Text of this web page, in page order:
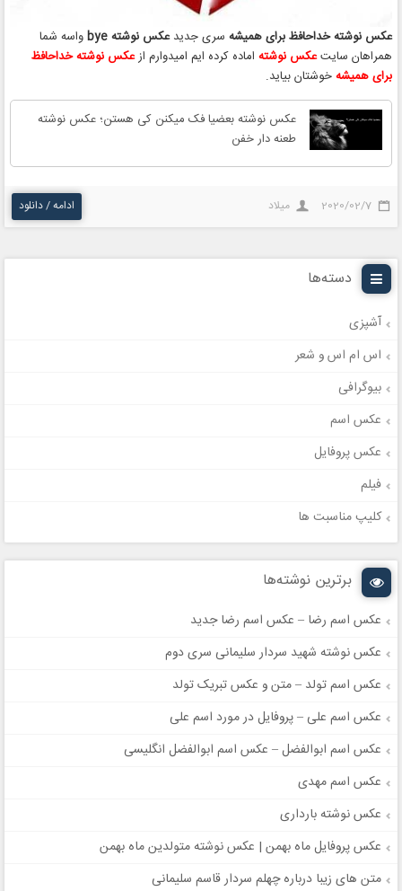
عکس نوشته خداحافظ برای همیشه سری جدیدعکس نوشته bye
واسه شما
همراهان سایتعکس نوشته اماده کرده ایم امیدوارم ازعکس نوشته خداحافظ
برای همیشه خوشتان بیاید.
عکس نوشته بعضیا فک میکنن کی هستن؛ عکس نوشته
طعنه دار خفن
2020/02/7 میلاد ادامه / دانلود
دسته‌ها
آشپزی
اس ام اس و شعر
بیوگرافی
عکس اسم
عکس پروفایل
فیلم
کلیپ مناسبت ها
برترین نوشته‌ها
عکس اسم رضا – عکس اسم رضا جدید
عکس نوشته شهید سردار سلیمانی سری دوم
عکس اسم تولد – متن و عکس تبریک تولد
عکس اسم علی – پروفایل در مورد اسم علی
عکس اسم ابوالفضل – عکس اسم ابوالفضل انگلیسی
عکس اسم مهدی
عکس نوشته بارداری
عکس پروفایل ماه بهمن | عکس نوشته متولدین ماه بهمن
متن های زیبا درباره چهلم سردار قاسم سلیمانی